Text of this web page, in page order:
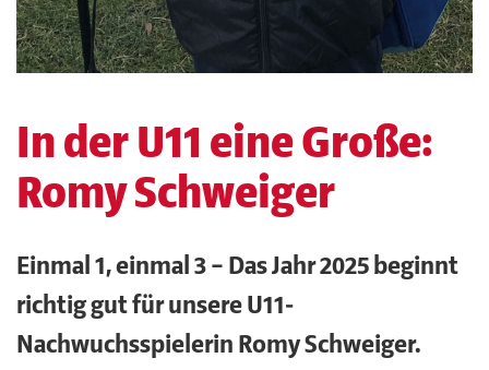
In der U11 eine Große:
Romy Schweiger
Einmal 1, einmal 3 – Das Jahr 2025 beginnt
richtig gut für unsere U11-
Nachwuchsspielerin Romy Schweiger.